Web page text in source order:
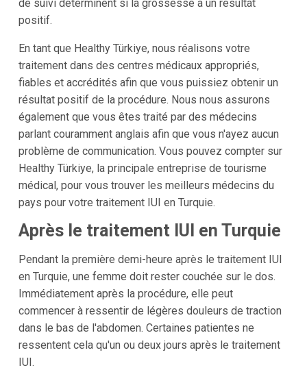
de suivi déterminent si la grossesse a un résultat
positif.
En tant que Healthy Türkiye, nous réalisons votre
traitement dans des centres médicaux appropriés,
fiables et accrédités afin que vous puissiez obtenir un
résultat positif de la procédure. Nous nous assurons
également que vous êtes traité par des médecins
parlant couramment anglais afin que vous n'ayez aucun
problème de communication. Vous pouvez compter sur
Healthy Türkiye, la principale entreprise de tourisme
médical, pour vous trouver les meilleurs médecins du
pays pour votre traitement IUI en Turquie.
Après le traitement IUI en Turquie
Pendant la première demi-heure après le traitement IUI
en Turquie, une femme doit rester couchée sur le dos.
Immédiatement après la procédure, elle peut
commencer à ressentir de légères douleurs de traction
dans le bas de l'abdomen. Certaines patientes ne
ressentent cela qu'un ou deux jours après le traitement
IUI.